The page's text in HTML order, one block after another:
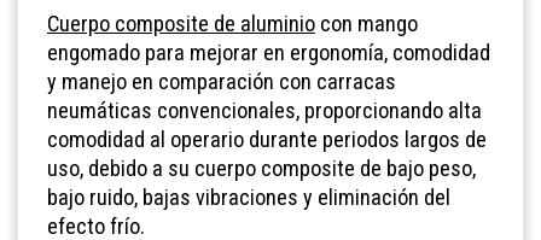
Cuerpo composite de aluminio con mango
engomado para mejorar en ergonomía, comodidad
y manejo en comparación con carracas
neumáticas convencionales, proporcionando alta
comodidad al operario durante periodos largos de
uso, debido a su cuerpo composite de bajo peso,
bajo ruido, bajas vibraciones y eliminación del
efecto frío.